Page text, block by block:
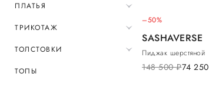
ПЛАТЬЯ
ТРИКОТАЖ
ТОЛСТОВКИ
ТОПЫ
–50%
SASHAVERSE
Пиджак шерстяной
148 500руб.74 250